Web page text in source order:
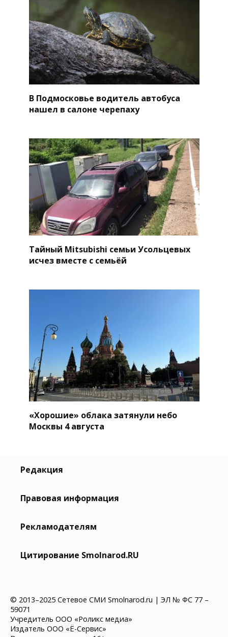
В Подмосковье водитель автобуса
нашел в салоне черепаху
Тайный Mitsubishi семьи Усольцевых
исчез вместе с семьёй
«Хорошие» облака затянули небо
Москвы 4 августа
Редакция
Правовая информация
Рекламодателям
Цитирование Smolnarod.RU
© 2013–2025 Сетевое СМИ Smolnarod.ru | ЭЛ № ФС 77 –
59071
Учредитель ООО «Роликс медиа»
Издатель ООО «Ё-Сервис»